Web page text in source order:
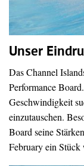
Unser
Das Channel
Performance
Geschwindigkeit
einzutauschen.
Board seine
February ein